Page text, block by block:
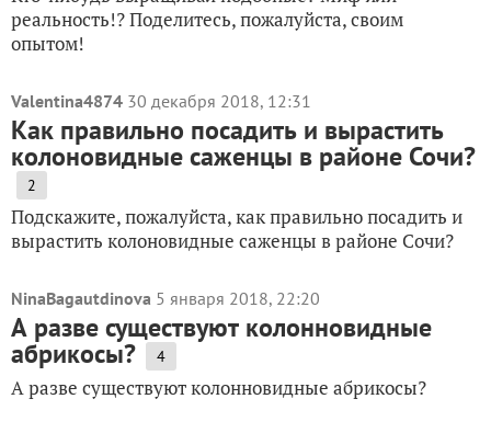
реальность!? Поделитесь, пожалуйста, своим
опытом!
Valentina4874 30 декабря 2018, 12:31
Как правильно посадить и вырастить
колоновидные саженцы в районе Сочи?
2
Подскажите, пожалуйста, как правильно посадить и
вырастить колоновидные саженцы в районе Сочи?
NinaBagautdinova 5 января 2018, 22:20
А разве существуют колонновидные
абрикосы? 4
А разве существуют колонновидные абрикосы?